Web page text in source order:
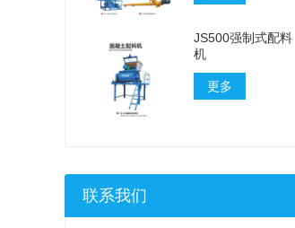
JS500强制式配料
机
更多
联系我们